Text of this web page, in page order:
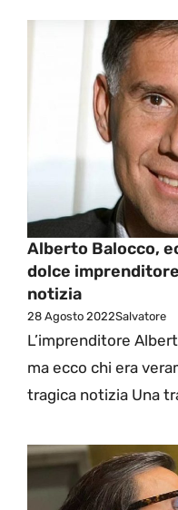
Alberto Balocco,
dolce
notizia
28 Agosto 2022Salvatore
L’imprenditore
ma ecco chi era
tragica notizia Una